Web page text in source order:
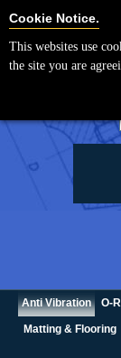
Anti Vibration O-
Matting & Flooring
Cookie Notice.
This websites use
the site you are
Cookie Settings